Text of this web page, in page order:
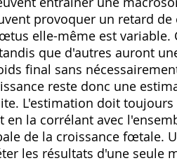
provoquer un retard
elle-même est
que d'autres auront
final sans
reste donc une
L'estimation doit
en la corrélant avec
de la croissance fœtale.
les résultats d'une seule